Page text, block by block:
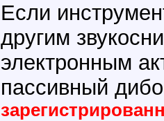
Если
другим
электронным
пассивный